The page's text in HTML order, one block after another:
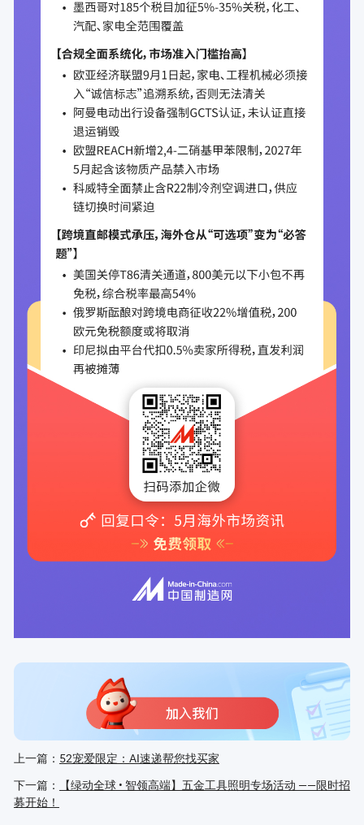
上一篇： 52宠爱限定：AI速递帮您找买家
下一篇：
【绿动全球 • 智领高端】五金工具照明专场活动 ——限时招
募开始！